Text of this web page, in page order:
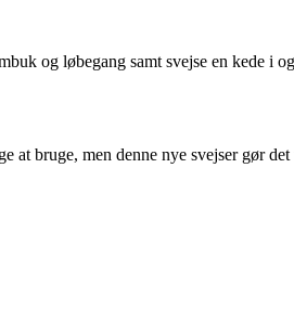
og løbegang samt svejse en kede i
bruge, men denne nye svejser gør det